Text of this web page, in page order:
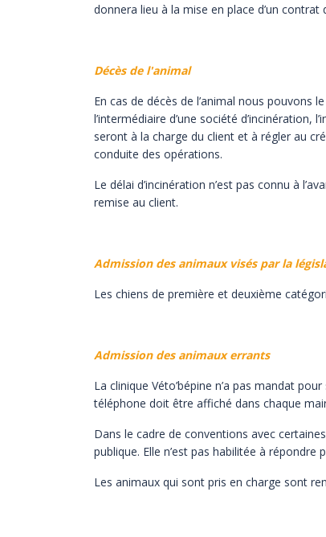
donnera lieu à la mise en place d’un contrat
Décèsde l'animal
En cas de décès de l’animal nous pouvons
l’intermédiaire d’une société d’incinération,
seront à la charge du client et à régler au
conduite des opérations.
Le délai d’incinération n’est pas connu à
remise au client.
Admission des animaux visés par la
Les chiens de première et deuxième
Admission des animaux errants
La clinique Véto’bépine n’a pas mandat
téléphone doit être affiché dans chaque
Dans le cadre de conventions avec
publique. Elle n’est pas habilitée à répondre
Les animaux qui sont pris en charge sont